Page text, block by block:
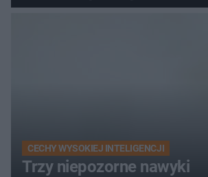
CECHY WYSOKIEJ INTELIGENCJI
Trzy niepozorne nawyki